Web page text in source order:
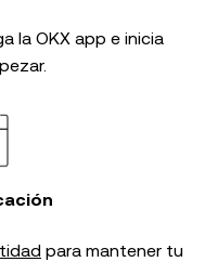
la OKX app e inicia
para mantener tu